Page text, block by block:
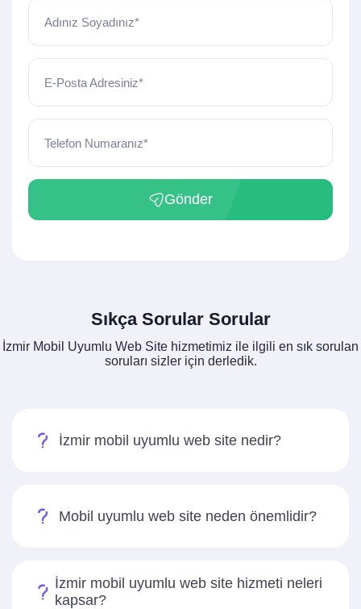
Adınız Soyadınız*
E-Posta Adresiniz*
Telefon Numaranız*
Gönder
Sıkça Sorular Sorular
İzmir Mobil Uyumlu Web Site hizmetimiz ile ilgili en sık sorulan
soruları sizler için derledik.
İzmir mobil uyumlu web site nedir?
Mobil uyumlu web site neden önemlidir?
İzmir mobil uyumlu web site hizmeti neleri
kapsar?